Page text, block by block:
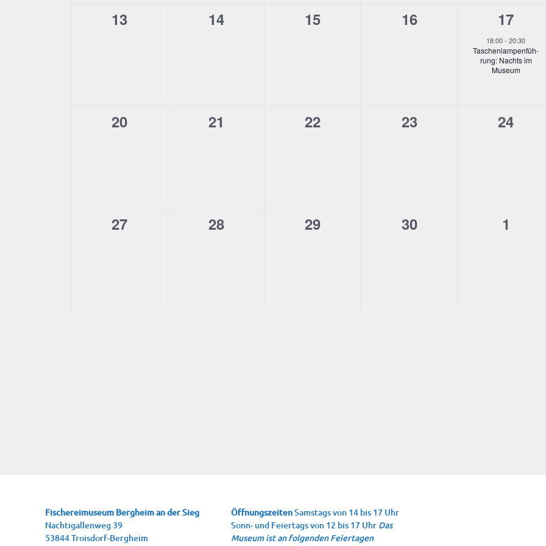
0
13
0
14
0
15
0
Veranstaltungen,
16
1
17
18:00-20:30
Taschen­lam­pen­füh­
rung: Nachts im
Museum
0
20
0
21
0
22
0
23
0
24
0
27
0
28
0
29
0
30
0
1
Fische­rei­mu­se­um Berg­heim an der Sieg
Nach­ti­gal­len­weg 39
53844 Troisdorf-Bergheim
ÖffnungszeitenSamstags von 14 bis 17 Uhr
Sonn- und Feiertags von 12 bis 17 Uhr Das
Museum ist an folgenden Feiertagen